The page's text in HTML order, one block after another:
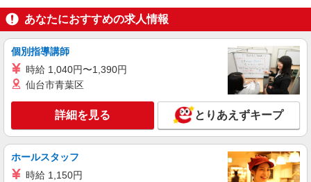
町二丁目8番地3 第２LAND PLAZA BILL101・102
号室
キープ 詳細を見る
正社員
アスケア訪問入浴 岡崎
月給258,000円〜274,000円（地域による） 別
途交通費支給（30000円上限/月） 別途残業手当
アスケア訪問入浴 岡崎 愛知県岡崎市羽根東
町二丁目8番地3 第２LAND PLAZA BILL101・102
あなたにおすすめの求人情報
個別指導講師
時給 1,040円〜1,390円
仙台市青葉区
詳細を見る とりあえずキープ
ホールスタッフ
時給 1,150円